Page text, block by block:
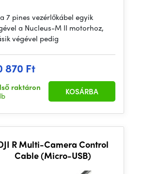
7 pines vezérlőkábel egyik
a Nucleus-M II motorhoz,
végével pedig
870 Ft
raktáron
KOSÁRBA
R Multi-Camera Control
Cable (Micro-USB)